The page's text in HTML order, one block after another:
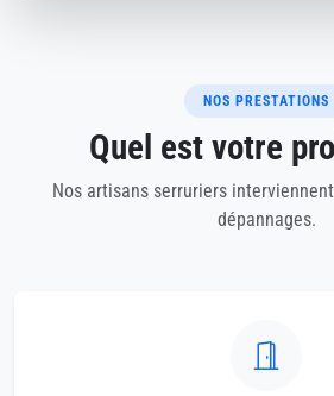
NOS PRESTATIONS
Quel est votre
Nos artisans serruriers
dépannages.